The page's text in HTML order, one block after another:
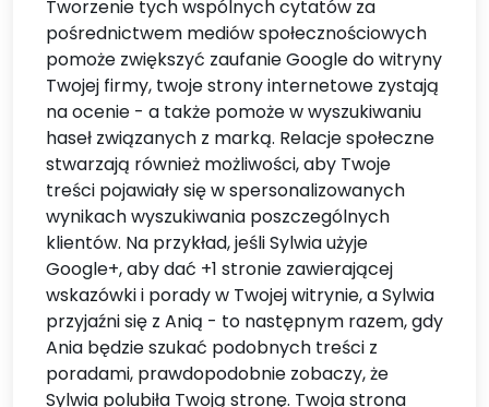
Tworzenie tych wspólnych cytatów za
pośrednictwem mediów społecznościowych
pomoże zwiększyć zaufanie Google do witryny
Twojej firmy, twoje strony internetowe zystają
na ocenie - a także pomoże w wyszukiwaniu
haseł związanych z marką. Relacje społeczne
stwarzają również możliwości, aby Twoje
treści pojawiały się w spersonalizowanych
wynikach wyszukiwania poszczególnych
klientów. Na przykład, jeśli Sylwia użyje
Google+, aby dać +1 stronie zawierającej
wskazówki i porady w Twojej witrynie, a Sylwia
przyjaźni się z Anią - to następnym razem, gdy
Ania będzie szukać podobnych treści z
poradami, prawdopodobnie zobaczy, że
Sylwia polubiła Twoją stronę. Twoja strona